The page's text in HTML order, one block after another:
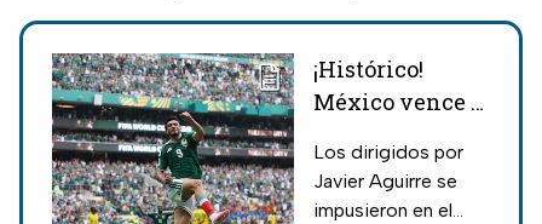
¡Histórico!
México vence a
inicio del
Mundial 2026
Los dirigidos por
Javier Aguirre se
impusieron en el